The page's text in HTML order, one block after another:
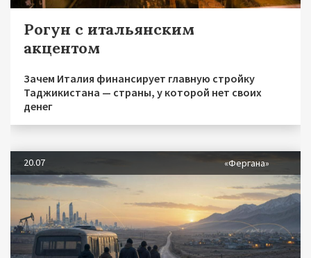
Рогун с итальянским
акцентом
Зачем Италия финансирует главную стройку
Таджикистана — страны, у которой нет своих
денег
20.07 «Фергана»